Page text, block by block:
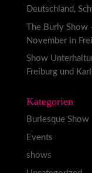
Deutschland,
The Burly Show
November in
Show
Freiburg und
Kategorien
Burlesque Show
Events
shows